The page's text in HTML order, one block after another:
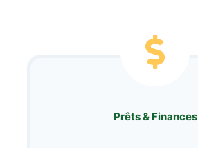
Prêts & Finances